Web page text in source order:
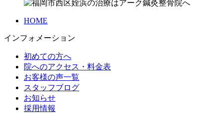
HOME
インフォメーション
初めての方へ
院へのアクセス・料金表
お客様の声一覧
スタッフブログ
お知らせ
採用情報